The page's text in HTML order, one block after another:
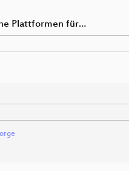
Plattformen für…